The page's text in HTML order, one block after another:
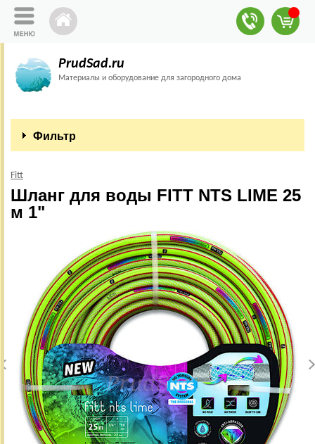
PrudSad.ru
Материалы и оборудование для загородного дома
Фильтр
Fitt
Шланг для воды FITT NTS LIME 25
м 1"